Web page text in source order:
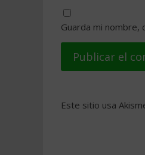
Guarda mi
Este sitio usa